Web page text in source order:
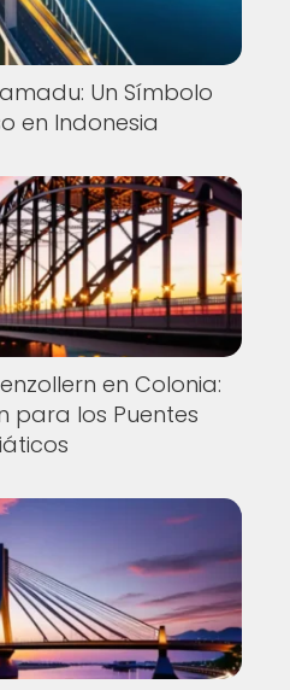
Un Símbolo
en Indonesia
en Colonia:
para los Puentes